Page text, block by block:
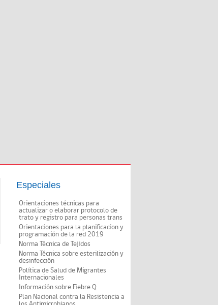
Especiales
Orientaciones técnicas para
actualizar o elaborar protocolo de
trato y registro para personas trans
Orientaciones para la planificacion y
programación de la red 2019
Norma Técnica de Tejidos
Norma Técnica sobre esterilización y
desinfección
Política de Salud de Migrantes
Internacionales
Información sobre Fiebre Q
Plan Nacional contra la Resistencia a